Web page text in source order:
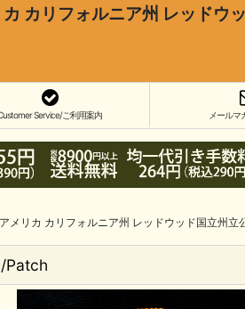
カ カリフォルニア州 レッドウ
Service/ご利用案内 メールマ
メリカ カリフォルニア州 レッドウッド国立州立
/Patch